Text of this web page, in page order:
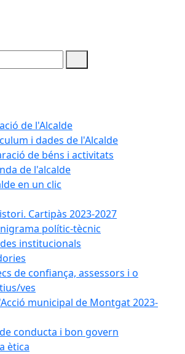
de l'Alcalde
i dades de l'Alcalde
de béns i activitats
de l'alcalde
en un clic
Cartipàs 2023-2027
polític-tècnic
institucionals
de confiança, assessors i o
ves
municipal de Montgat 2023-
conducta i bon govern
ètica